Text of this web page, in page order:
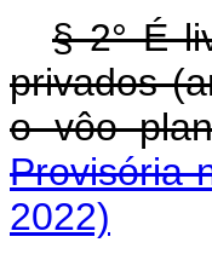
§ 2° É
privados
o vôo
Provisória
2022)